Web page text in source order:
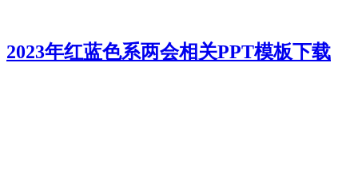
2023年红蓝色系两会相关PPT模板下载